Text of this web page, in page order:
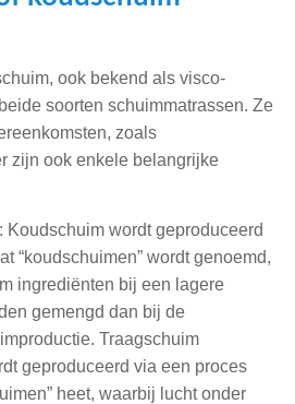
ook bekend als visco-
soorten schuimmatrassen. Ze
zoals
zijn ook enkele belangrijke
Koudschuim wordt geproduceerd
“koudschuimen” wordt genoemd,
ingrediënten bij een lagere
gemengd dan bij de
Traagschuim
geproduceerd via een proces
heet, waarbij lucht onder